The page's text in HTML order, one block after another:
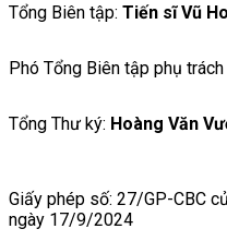
Tổng Biên tập: Tiến sĩ Vũ
Phó Tổng Biên tập phụ trách
Tổng Thư ký: Hoàng Văn
Giấy phép số: 27/GP-CBC
ngày 17/9/2024